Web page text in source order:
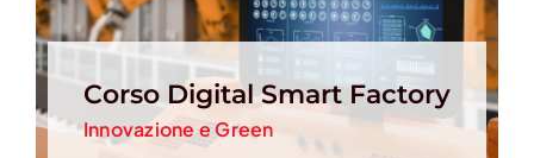
Corso Digital Smart Factory
Innovazione e Green